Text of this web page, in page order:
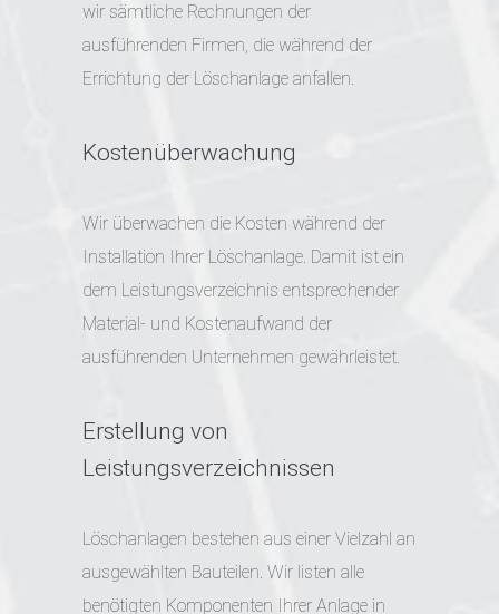
wir sämtliche Rechnungen der
ausführenden Firmen, die während der
Errichtung der Löschanlage anfallen.
Kostenüberwachung
Wir überwachen die Kosten während der
Installation Ihrer Löschanlage. Damit ist ein
dem Leistungsverzeichnis entsprechender
Material- und Kostenaufwand der
ausführenden Unternehmen gewährleistet.
Erstellung von
Leistungsverzeichnissen
Löschanlagen bestehen aus einer Vielzahl an
ausgewählten Bauteilen. Wir listen alle
benötigten Komponenten Ihrer Anlage in